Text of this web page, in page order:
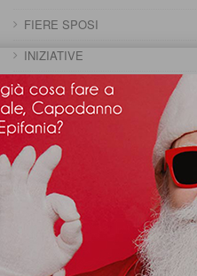
FIERE SPOSI
INIZIATIVE
MENU FESTE
PRANZO 25 APRILE
PRANZO CAPODANNO
PRANZO DELLA DOMENICA
PRANZO DELLA PENTOLACCIA
PRANZO DI CARNEVALE
PRANZO DI FERRAGOSTO